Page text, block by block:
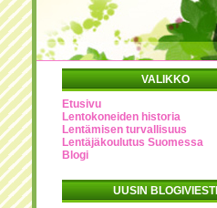
VALIKKO
Etusivu
Lentokoneiden historia
Lentämisen turvallisuus
Lentäjäkoulutus Suomessa
Blogi
UUSIN BLOGIVIESTI